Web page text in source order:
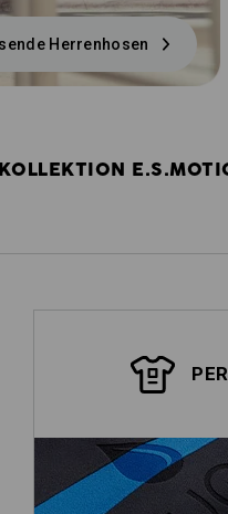
Herrenhosen